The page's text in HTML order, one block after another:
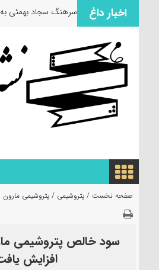
اخبار داغ سرهنگ سجاد بهمئی به
صفحه نخست / پتروشیمی / پتروشیمی مارون
افزایش